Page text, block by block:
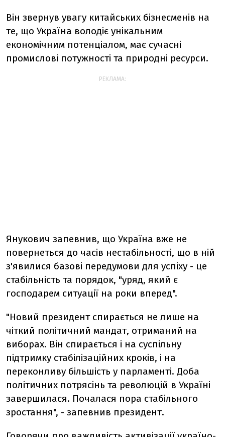
Він звернув увагу китайських бізнесменів на
те, що Україна володіє унікальним
економічним потенціалом, має сучасні
промислові потужності та природні ресурси.
РЕКЛАМА:
Янукович запевнив, що Україна вже не
повернеться до часів нестабільності, що в ній
з'явилися базові передумови для успіху - це
стабільність та порядок, "уряд, який є
господарем ситуації на роки вперед".
"Новий президент спирається не лише на
чіткий політичний мандат, отриманий на
виборах. Він спирається і на суспільну
підтримку стабілізаційних кроків, і на
переконливу більшість у парламенті. Доба
політичних потрясінь та революцій в Україні
завершилася. Почалася пора стабільного
зростання", - запевнив президент.